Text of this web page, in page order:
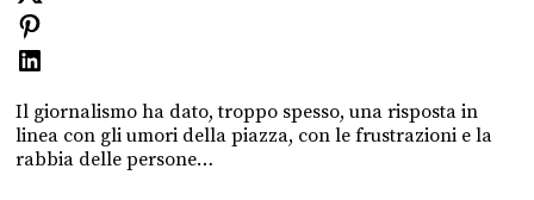
Il giornalismo ha dato, troppo spesso, una risposta in
linea con gli umori della piazza, con le frustrazioni e la
rabbia delle persone…